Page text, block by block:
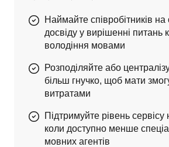
Наймайте співробітників на
досвіду у вирішенні питань
володіння мовами
Розподіляйте або
більш гнучко, щоб мати
витратами
Підтримуйте рівень сервісу
коли доступно менше
мовних агентів